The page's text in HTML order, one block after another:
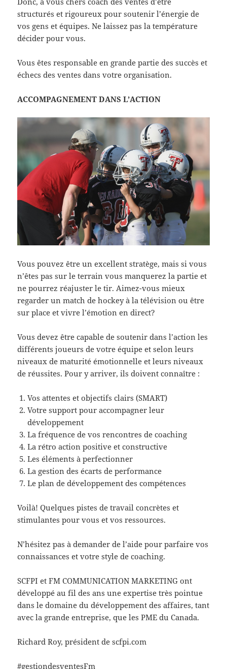
structurés et rigoureux pour soutenir l’énergie de
vos gens et équipes. Ne laissez pas la température
décider pour vous.
Vous êtes responsable en grande partie des succès et
échecs des ventes dans votre organisation.
ACCOMPAGNEMENT DANS L’ACTION
Vous pouvez être un excellent stratège, mais si vous
n’êtes pas sur le terrain vous manquerez la partie et
ne pourrez réajuster le tir. Aimez-vous mieux
regarder un match de hockey à la télévision ou être
sur place et vivre l’émotion en direct?
Vous devez être capable de soutenir dans l’action les
différents joueurs de votre équipe et selon leurs
niveaux de maturité émotionnelle et leurs niveaux
de réussites. Pour y arriver, ils doivent connaître :
Vos attentes et objectifs clairs (SMART)
Votre support pour accompagner leur
développement
La fréquence de vos rencontres de coaching
La rétro action positive et constructive
Les éléments à perfectionner
La gestion des écarts de performance
Le plan de développement des compétences
Voilà! Quelques pistes de travail concrètes et
stimulantes pour vous et vos ressources.
N’hésitez pas à demander de l’aide pour parfaire vos
connaissances et votre style de coaching.
SCFPI et FM COMMUNICATION MARKETING ont
développé au fil des ans une expertise très pointue
dans le domaine du développement des affaires, tant
avec la grande entreprise, que les PME du Canada.
Richard Roy, président de scfpi.com
#gestiondesventesFm